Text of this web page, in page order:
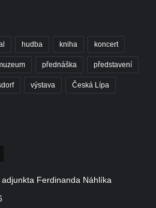
hudba kniha koncert
přednáška představení
výstava Česká Lípa
Ferdinanda Náhlíka